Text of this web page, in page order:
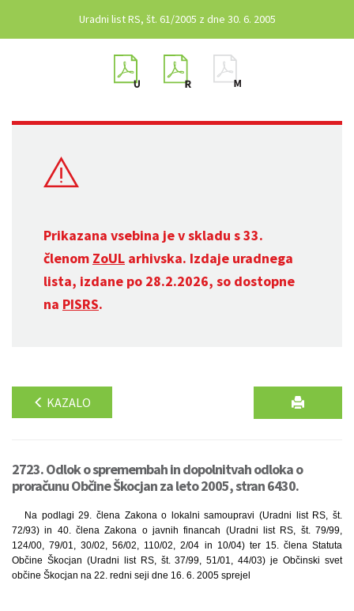
Uradni list RS, št. 61/2005 z dne 30. 6. 2005
Prikazana vsebina je v skladu s 33.
členom ZoUL arhivska. Izdaje uradnega
lista, izdane po 28.2.2026, so dostopne
na PISRS.
KAZALO
2723. Odlok o spremembah in dopolnitvah odloka o
proračunu Občine Škocjan za leto 2005, stran 6430.
Na podlagi 29. člena Zakona o lokalni samoupravi (Uradni list RS, št.
72/93) in 40. člena Zakona o javnih financah (Uradni list RS, št. 79/99,
124/00, 79/01, 30/02, 56/02, 110/02, 2/04 in 10/04) ter 15. člena Statuta
Občine Škocjan (Uradni list RS, št. 37/99, 51/01, 44/03) je Občinski svet
občine Škocjan na 22. redni seji dne 16. 6. 2005 sprejel